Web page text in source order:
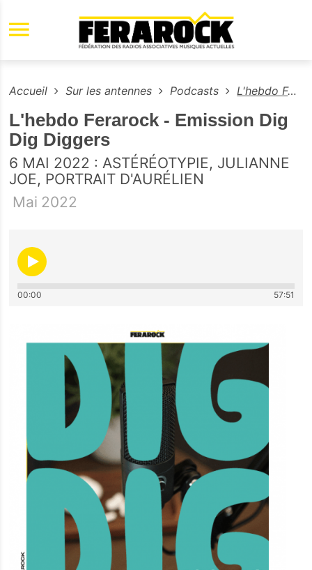
Aller au contenu principal
Accueil Sur les antennes Podcasts L'hebdo Ferarock - Emission Dig Dig Diggers
L'hebdo Ferarock - Emission Dig
Dig Diggers
6 MAI 2022 : ASTÉRÉOTYPIE, JULIANNE
JOE, PORTRAIT D'AURÉLIEN
Mai 2022
00:00 57:51